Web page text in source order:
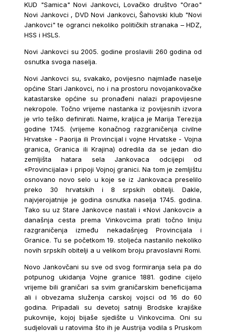
KUD "Samica" Novi Jankovci, Lovačko društvo "Orao"
Novi Jankovci , DVD Novi Jankovci, Šahovski klub "Novi
Jankovci" te ogranci nekoliko političkih stranaka – HDZ,
HSS i HSLS.
Novi Jankovci su 2005. godine proslavili 260 godina od
osnutka svoga naselja.
Novi Jankovci su, svakako, povijesno najmlađe naselje
općine Stari Jankovci, no i na prostoru novojankovačke
katastarske općine su pronađeni nalazi prapovijesne
nekropole. Točno vrijeme nastanka iz povijesnih izvora
je vrlo teško definirati. Naime, kraljica je Marija Terezija
godine 1745. (vrijeme konačnog razgraničenja civilne
Hrvatske - Paorija ili Provincijal i vojne Hrvatske - Vojna
granica, Granica ili Krajina) odredila da se jedan dio
zemljišta hatara sela Jankovaca odcijepi od
«Provincijala» i pripoji Vojnoj granici. Na tom je zemljištu
osnovano novo selo u koje se iz Jankovaca preselilo
preko 30 hrvatskih i 8 srpskih obitelji. Dakle,
najvjerojatnije je godina osnutka naselja 1745. godina.
Tako su uz Stare Jankovce nastali i «Novi Jankovci» a
današnja cesta prema Vinkovcima prati točno liniju
razgraničenja između nekadašnjeg Provincijala i
Granice. Tu se početkom 19. stoljeća nastanilo nekoliko
novih srpskih obitelji a u velikom broju pravoslavni Romi.
Novo Jankovčani su sve od svog formiranja sela pa do
potpunog ukidanja Vojne granice 1881. godine cijelo
vrijeme bili graničari sa svim graničarskim beneficijama
ali i obvezama služenja carskoj vojsci od 16 do 60
godina. Pripadali su devetoj satniji Brodske krajiške
pukovnije, kojoj bijaše sjedište u Vinkovcima. Oni su
sudjelovali u ratovima što ih je Austrija vodila s Pruskom